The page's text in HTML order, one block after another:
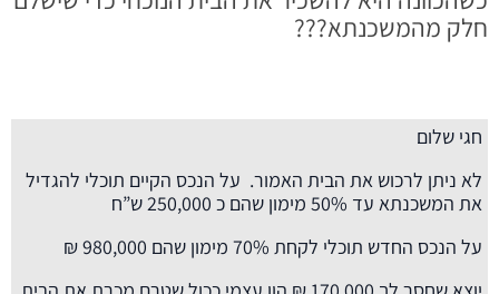
חלק מהמשכנתא???
חגי שלום
לא ניתן לרכוש את הבית האמור. על הנכס הקיים תוכלי להגדיל
את המשכנתא עד 50% מימון שהם כ 250,000 ש”ח
על הנכס החדש תוכלי לקחת 70% מימון שהם 980,000 ₪